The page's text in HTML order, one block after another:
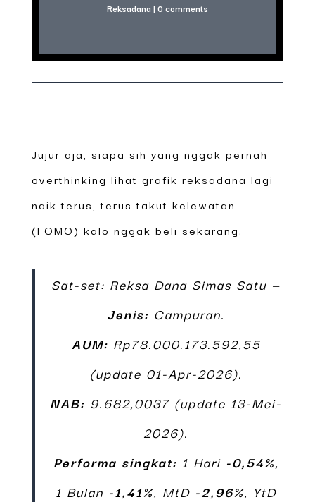
Reksadana | 0 comments
Jujur aja, siapa sih yang nggak pernah
overthinking lihat grafik reksadana lagi
naik terus, terus takut kelewatan
(FOMO) kalo nggak beli sekarang.
Sat-set: Reksa Dana Simas Satu —
Jenis: Campuran.
AUM: Rp78.000.173.592,55
(update 01-Apr-2026).
NAB: 9.682,0037 (update 13-Mei-
2026).
Performa singkat: 1 Hari -0,54%,
1 Bulan -1,41%, MtD -2,96%, YtD